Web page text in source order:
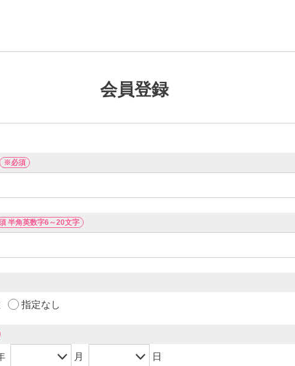
会員登録
※必須
半角英数字6～20文字
指定なし
月 日